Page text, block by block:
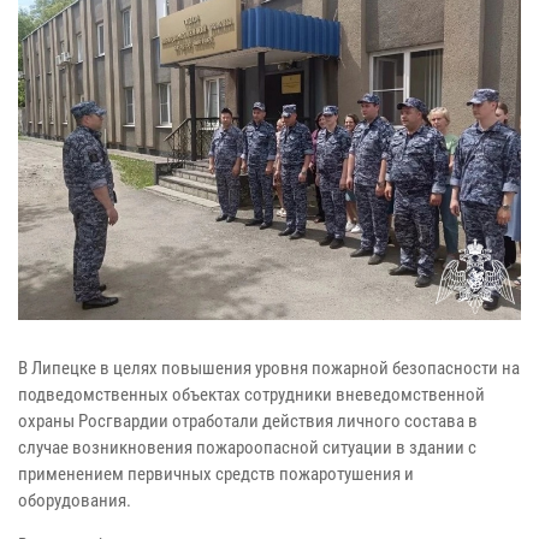
В Липецке в целях повышения уровня пожарной безопасности на
подведомственных объектах сотрудники вневедомственной
охраны Росгвардии отработали действия личного состава в
случае возникновения пожароопасной ситуации в здании с
применением первичных средств пожаротушения и
оборудования.